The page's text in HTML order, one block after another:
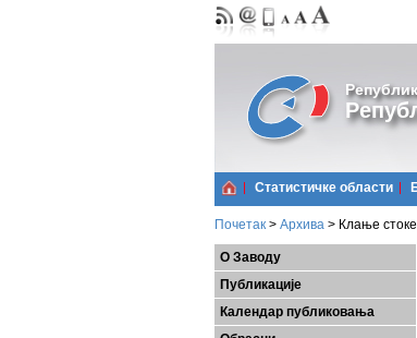
Статистичке области
Почетак > Архива > Клање
О Заводу
Публикације
Календар публиковања